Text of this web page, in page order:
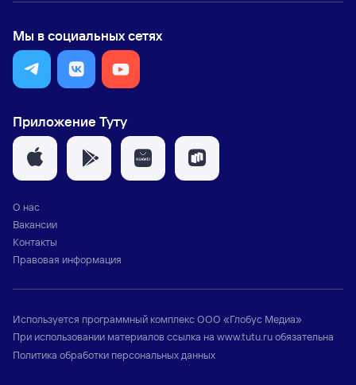
Мы в социальных сетях
Приложение Туту
О нас
Вакансии
Контакты
Правовая информация
Используется программный комплексООО «Глобус Медиа»
При использовании материалов ссылка на www.tutu.ruобязательна
Политика обработки персональных данных